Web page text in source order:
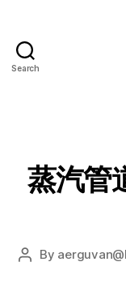
Search
蒸汽管
Post
By